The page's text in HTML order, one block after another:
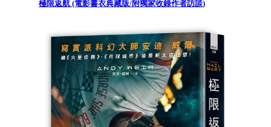
極限返航 (電影書衣典藏版/附獨家收錄作者訪談)